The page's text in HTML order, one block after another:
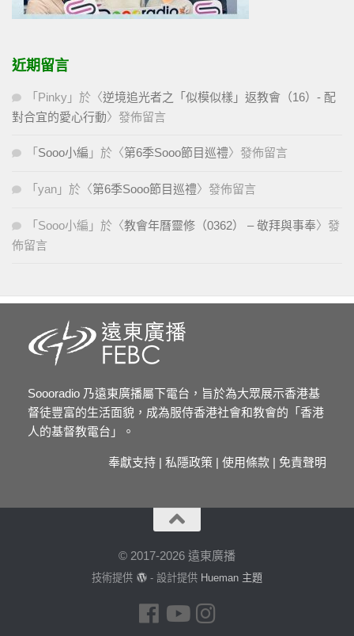
近期留言
「 Pinky 」於〈逆境追光者之「似模似樣」返教會（16）- 配
對合宜的愛心行動〉發佈留言
「 Sooo小編 」於〈第6季Sooo節目巡禮〉發佈留言
「 yan 」於〈第6季Sooo節目巡禮〉發佈留言
「 Sooo小編 」於〈教會年曆靈修（0362） – 敬拜與事奉〉發
佈留言
Soooradio 乃遠東廣播屬下電台，旨於為大眾展示香港基
督徒豐富的生活面貌，成為服侍香港社會和教會的「香港
人的基督教電台」。
奉獻支持 | 私隱政策 | 使用條款 | 免責聲明
© 2017-2026 遠東廣播
技術提供 - 設計提供 Hueman 主題